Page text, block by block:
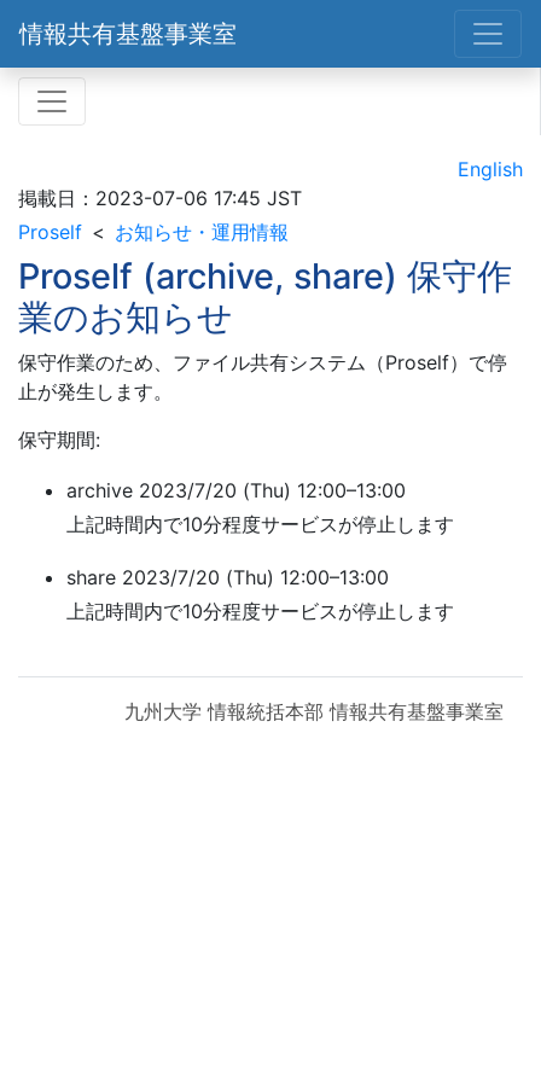
情報共有基盤事業室
English
掲載日： 2023-07-06 17:45 JST
Proself
お知らせ・運用情報
Proself (archive, share) 保守作
業のお知らせ
保守作業のため、ファイル共有システム（Proself）で停
止が発生します。
保守期間:
archive 2023/7/20 (Thu) 12:00–13:00
上記時間内で10分程度サービスが停止します
share 2023/7/20 (Thu) 12:00–13:00
上記時間内で10分程度サービスが停止します
九州大学 情報統括本部 情報共有基盤事業室